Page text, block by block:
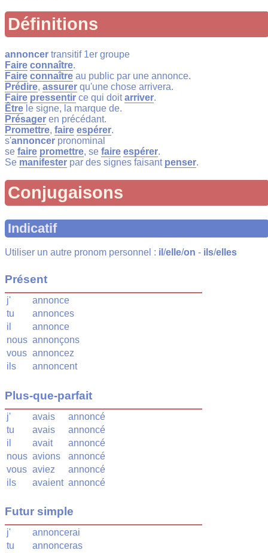
Définitions
annoncer transitif 1er groupe
Faire connaître.
Faire connaître au public par une annonce.
Prédire, assurer qu'une chose arrivera.
Faire pressentir ce qui doitarriver.
Être le signe, la marque de.
Présager en précédant.
Promettre, faire espérer.
s'annoncer pronominal
se faire promettre, se faire espérer.
Se manifester par des signes faisant penser.
Conjugaisons
Indicatif
Utiliser un autre pronom personnel : il /elle/on - ils/elles
Présent
j'
annonce
tu
annonces
il
annonce
nous annonçons
vous annoncez
ils
annoncent
Plus-que-parfait
j' avais
annoncé
tu
avais
annoncé
il
avait
annoncé
nous avions
annoncé
vous aviez
annoncé
ils
avaient annoncé
Futur simple
j'
annoncerai
tu
annonceras